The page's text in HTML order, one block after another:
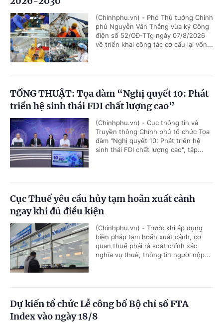
(Chinhphu.vn) - Phó Thủ tướng Chính
phủ Nguyễn Văn Thắng vừa ký Công
điện số 52/CĐ-TTg ngày 07/8/2026
về triển khai công tác cơ cấu lại vốn...
TỔNG THUẬT: Tọa đàm “Nghị quyết 10: Phát
triển hệ sinh thái FDI chất lượng cao”
(Chinhphu.vn) - Cục thông tin và
Truyền thông Chính phủ tổ chức Tọa
đàm "Nghị quyết 10: Phát triển hệ
sinh thái FDI chất lượng cao", tập...
Cục Thuế yêu cầu hủy tạm hoãn xuất cảnh
ngay khi đủ điều kiện
(Chinhphu.vn) - Trước khi áp dụng
biện pháp tạm hoãn xuất cảnh, cơ
quan thuế phải rà soát chính xác
nghĩa vụ thuế, thông tin người nộp...
Dự kiến tổ chức Lễ công bố Bộ chỉ số FTA
Index vào ngày 18/8